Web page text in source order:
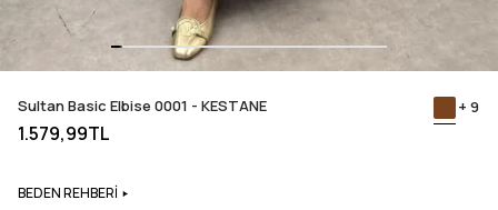
Sultan Basic Elbise 0001 - KESTANE + 9
1.579,99TL
BEDEN REHBERİ